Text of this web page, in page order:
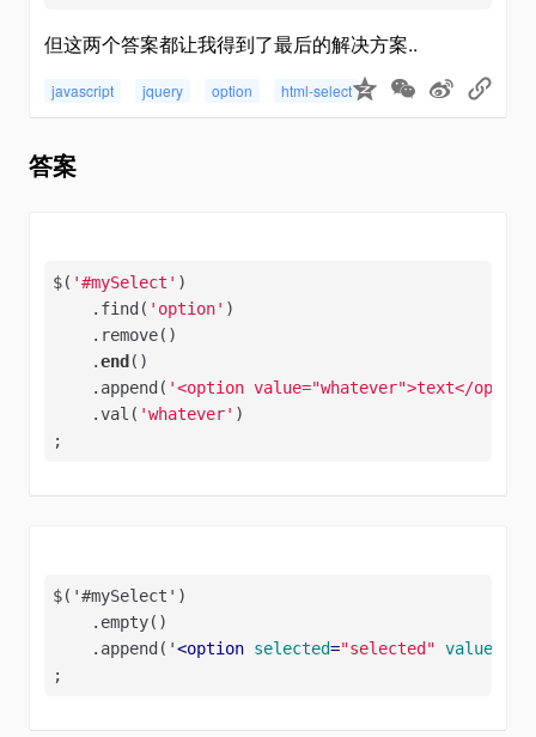
但这两个答案都让我得到了最后的解决方案..
javascript jquery option html-select
答案
$( '#mySelect' )
    .find(
'option' )
    .remove()
    .
end ()
    .append(
'<option value="whatever">text</
    .val(
'whatever' )
;
$('#mySelect')
    .empty()
    .append('
<option selected="selected" value
;